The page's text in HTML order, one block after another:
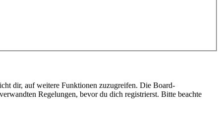
dir, auf weitere Funktionen zuzugreifen. Die Board-
Regelungen, bevor du dich registrierst. Bitte beachte